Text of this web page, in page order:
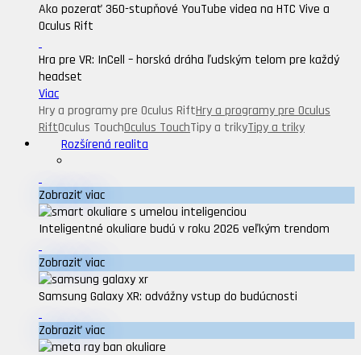
Ako pozerať 360-stupňové YouTube videa na HTC Vive a
Oculus Rift
Hra pre VR: InCell – horská dráha ľudským telom pre každý
headset
Viac
Hry a programy pre Oculus RiftHry a programy pre Oculus
RiftOculus TouchOculus TouchTipy a trikyTipy a triky
Rozšírená realita
Zobraziť viac
Inteligentné okuliare budú v roku 2026 veľkým trendom
Zobraziť viac
Samsung Galaxy XR: odvážny vstup do budúcnosti
Zobraziť viac